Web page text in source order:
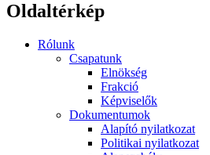
Oldaltérkép
Rólunk
Csapatunk
Elnökség
Frakció
Képviselők
Dokumentumok
Alapító nyilatkozat
Politikai nyilatkozat